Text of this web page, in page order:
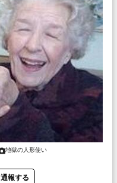
地獄の人形使い
通報する